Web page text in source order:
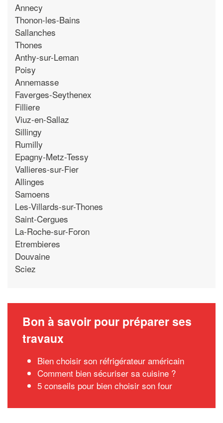
Annecy
Thonon-les-Bains
Sallanches
Thones
Anthy-sur-Leman
Poisy
Annemasse
Faverges-Seythenex
Filliere
Viuz-en-Sallaz
Sillingy
Rumilly
Epagny-Metz-Tessy
Vallieres-sur-Fier
Allinges
Samoens
Les-Villards-sur-Thones
Saint-Cergues
La-Roche-sur-Foron
Etrembieres
Douvaine
Sciez
Bon à savoir pour préparer ses
travaux
Bien choisir son réfrigérateur américain
Comment bien sécuriser sa cuisine ?
5 conseils pour bien choisir son four